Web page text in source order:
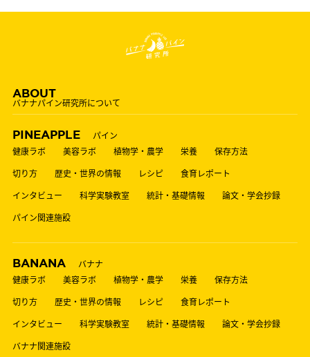
ABOUT
バナナパイン研究所について
PINEAPPLE
パイン
健康ラボ
美容ラボ 植物学・農学 栄養
保存方法
切り方
歴史・世界の情報 レシピ
食育レポート
インタビュー
科学実験教室 統計・基礎情報
論文・学会抄録
パイン関連施設
BANANA
バナナ
健康ラボ
美容ラボ 植物学・農学 栄養
保存方法
切り方
歴史・世界の情報 レシピ
食育レポート
インタビュー
科学実験教室 統計・基礎情報
論文・学会抄録
バナナ関連施設